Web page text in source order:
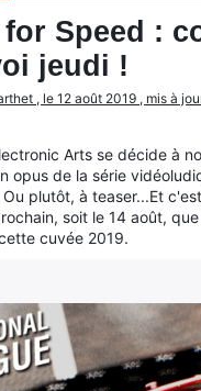
for Speed :
jeudi !
, le 12 août 2019 , mis à
Arts se décide à
opus de la série
plutôt, à teaser...Et
soit le 14 août,
cuvée 2019.